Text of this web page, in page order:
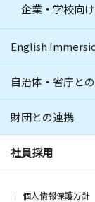
企業・学校向
English
自治体・省庁と
財団との連携
社員採用
個人情報保護方針